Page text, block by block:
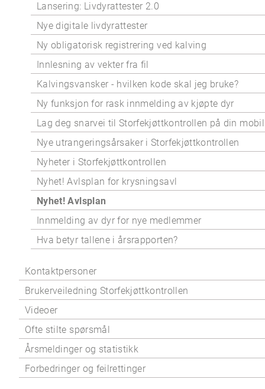
Lansering: Livdyrattester 2.0
Nye digitale livdyrattester
Ny obligatorisk registrering ved kalving
Innlesning av vekter fra fil
Kalvingsvansker - hvilken kode skal jeg bruke?
Ny funksjon for rask innmelding av kjøpte dyr
Lag deg snarvei til Storfekjøttkontrollen på din mobil
Nye utrangeringsårsaker i Storfekjøttkontrollen
Nyheter i Storfekjøttkontrollen
Nyhet! Avlsplan for krysningsavl
Nyhet! Avlsplan
Innmelding av dyr for nye medlemmer
Hva betyr tallene i årsrapporten?
Kontaktpersoner
Brukerveiledning Storfekjøttkontrollen
Videoer
Ofte stilte spørsmål
Årsmeldinger og statistikk
Forbedringer og feilrettinger